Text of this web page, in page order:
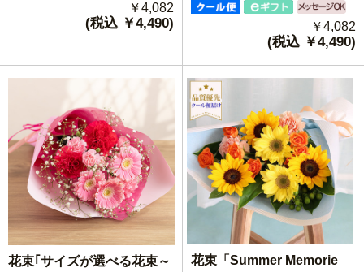
￥4,082
(税込 ￥4,490) ￥4,082
(税込 ￥4,490)
花束｢サイズが選べる花束～
花束「Summer Memorie